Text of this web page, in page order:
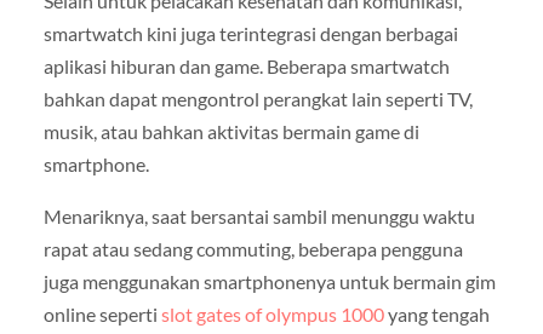
smartwatch kini juga terintegrasi dengan berbagai
aplikasi hiburan dan game. Beberapa smartwatch
bahkan dapat mengontrol perangkat lain seperti TV,
musik, atau bahkan aktivitas bermain game di
smartphone.
Menariknya, saat bersantai sambil menunggu waktu
rapat atau sedang commuting, beberapa pengguna
juga menggunakan smartphonenya untuk bermain gim
online seperti slot gates of olympus 1000yang tengah